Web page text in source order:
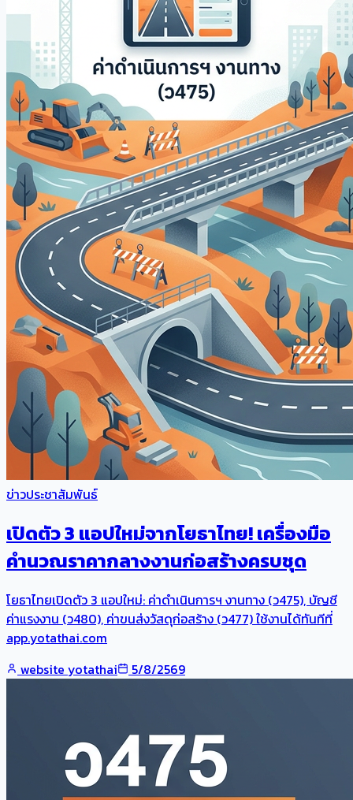
ข่าวประชาสัมพันธ์
เปิดตัว 3 แอปใหม่จากโยธาไทย! เครื่องมือ
คำนวณราคากลางงานก่อสร้างครบชุด
โยธาไทยเปิดตัว 3 แอปใหม่: ค่าดำเนินการฯ งานทาง (ว475), บัญชี
ค่าแรงงาน (ว480), ค่าขนส่งวัสดุก่อสร้าง (ว477) ใช้งานได้ทันทีที่
app.yotathai.com
website yotathai
5/8/2569